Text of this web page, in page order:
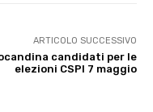
ARTICOLO SUCCESSIVO
candidati per le
elezioni CSPI 7 maggio